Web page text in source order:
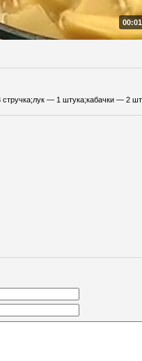
стручка;лук — 1 штука;кабачки —